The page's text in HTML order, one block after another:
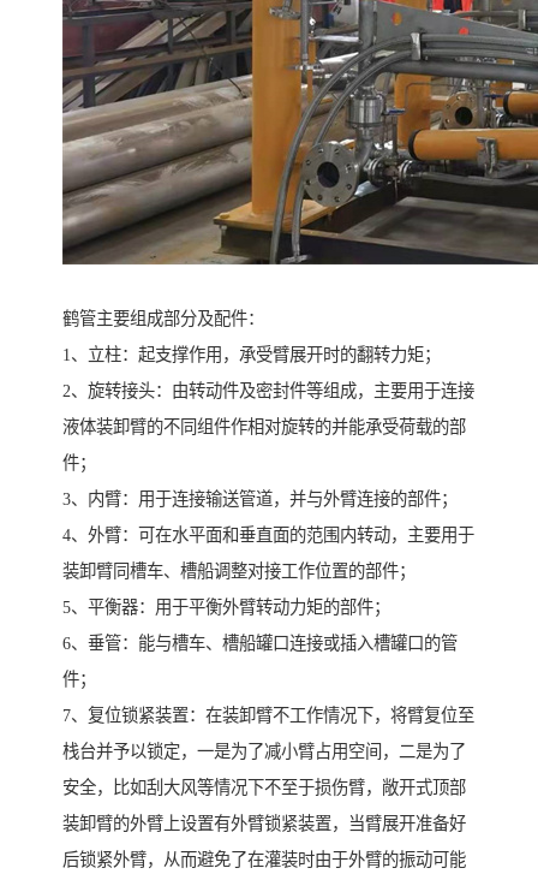
鹤管主要组成部分及配件：
1、立柱：起支撑作用，承受臂展开时的翻转力矩；
2、旋转接头：由转动件及密封件等组成，主要用于连接
液体装卸臂的不同组件作相对旋转的并能承受荷载的部
件；
3、内臂：用于连接输送管道，并与外臂连接的部件；
4、外臂：可在水平面和垂直面的范围内转动，主要用于
装卸臂同槽车、槽船调整对接工作位置的部件；
5、平衡器：用于平衡外臂转动力矩的部件；
6、垂管：能与槽车、槽船罐口连接或插入槽罐口的管
件；
7、复位锁紧装置：在装卸臂不工作情况下，将臂复位至
栈台并予以锁定，一是为了减小臂占用空间，二是为了
安全，比如刮大风等情况下不至于损伤臂，敞开式顶部
装卸臂的外臂上设置有外臂锁紧装置，当臂展开准备好
后锁紧外臂，从而避免了在灌装时由于外臂的振动可能